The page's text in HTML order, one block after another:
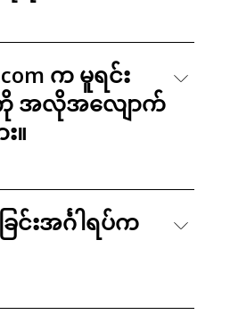
က မူရင်း
အလိုအလျောက်
။
င်းအင်္ဂါရပ်က